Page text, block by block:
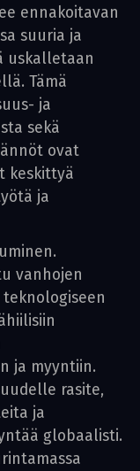
ennakoitavan
suuria ja
uskalletaan
Tämä
ja
sekä
ovat
keskittyä
ja
vanhojen
ja myyntiin.
rasite,
ja
globaalisti.